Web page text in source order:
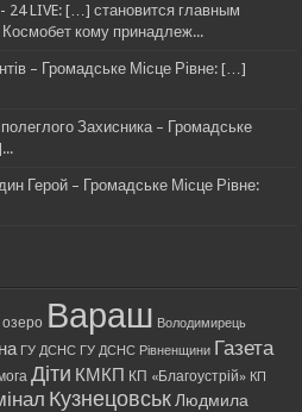
LIVE: […] становится главным
кому принадлеж...
– Громадське Місце Рівне: […]
Захисника – Громадське
Герой – Громадське Місце Рівне:
озеро Вараш Володимирець
ГУ ДСНС ГУ ДСНС Рівненщини Газета
Діти КМКП КП «Благоустрій» КП
Кузнецовськ Людмила